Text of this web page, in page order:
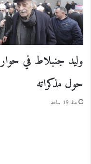
وليد جنبلاط في حوار
حول مذكراته
منذ 19 ساعة